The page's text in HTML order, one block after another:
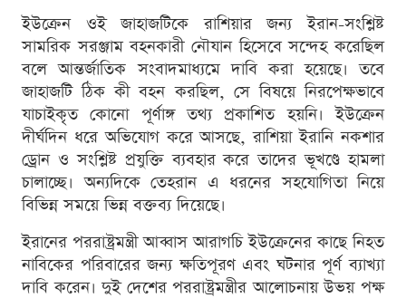
ইউক্রেন ওই জাহাজটিকে রাশিয়ার জন্য ইরান-সংশ্লিষ্ট
সামরিক সরঞ্জাম বহনকারী নৌযান হিসেবে সন্দেহ করেছিল
বলে আন্তর্জাতিক সংবাদমাধ্যমে দাবি করা হয়েছে। তবে
জাহাজটি ঠিক কী বহন করছিল, সে বিষয়ে নিরপেক্ষভাবে
যাচাইকৃত কোনো পূর্ণাঙ্গ তথ্য প্রকাশিত হয়নি। ইউক্রেন
দীর্ঘদিন ধরে অভিযোগ করে আসছে, রাশিয়া ইরানি নকশার
ড্রোন ও সংশ্লিষ্ট প্রযুক্তি ব্যবহার করে তাদের ভূখণ্ডে হামলা
চালাচ্ছে। অন্যদিকে তেহরান এ ধরনের সহযোগিতা নিয়ে
বিভিন্ন সময়ে ভিন্ন বক্তব্য দিয়েছে।
ইরানের পররাষ্ট্রমন্ত্রী আব্বাস আরাগচি ইউক্রেনের কাছে নিহত
নাবিকের পরিবারের জন্য ক্ষতিপূরণ এবং ঘটনার পূর্ণ ব্যাখ্যা
দাবি করেন। দুই দেশের পররাষ্ট্রমন্ত্রীর আলোচনায় উভয় পক্ষ